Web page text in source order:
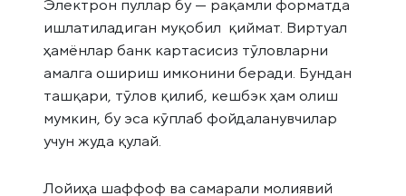
Электрон пуллар бу — рақамли форматда
ишлатиладиган муқобил қиймат. Виртуал
ҳамёнлар банк картасисиз тўловларни
амалга ошириш имконини беради. Бундан
ташқари, тўлов қилиб, кешбэк ҳам олиш
мумкин, бу эса кўплаб фойдаланувчилар
учун жуда қулай.
Лойиҳа шаффоф ва самарали молиявий